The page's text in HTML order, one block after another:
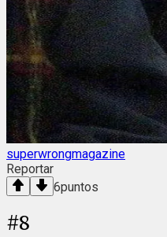
superwrongmagazine
Reportar
6puntos
#8